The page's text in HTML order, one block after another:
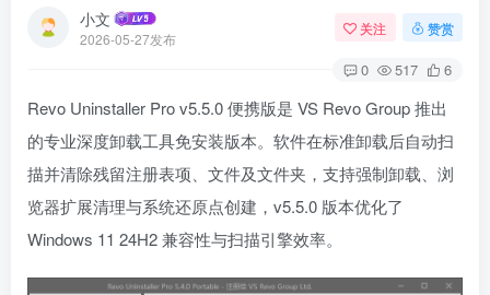
小文
2026-05-27发布
关注 赞赏
0 517 6
Revo Uninstaller Pro v5.5.0 便携版是 VS Revo Group 推出
的专业深度卸载工具免安装版本。软件在标准卸载后自动扫
描并清除残留注册表项、文件及文件夹，支持强制卸载、浏
览器扩展清理与系统还原点创建，v5.5.0 版本优化了
Windows 11 24H2 兼容性与扫描引擎效率。